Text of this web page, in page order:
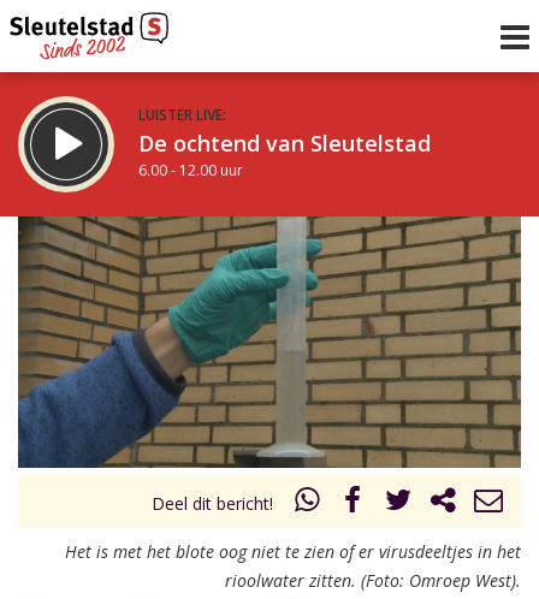
LUISTER LIVE:
De ochtend van Sleutelstad
6.00 - 12.00 uur
STRAKS:
De middag van Sleutelstad
12.00 - 18.00 uur
Vorig uur
uur 1 van 0 Volgend uur
Inklappen
Deel dit bericht!
Het is met het blote oog niet te zien of er virusdeeltjes in het
rioolwater zitten. (Foto: Omroep West).